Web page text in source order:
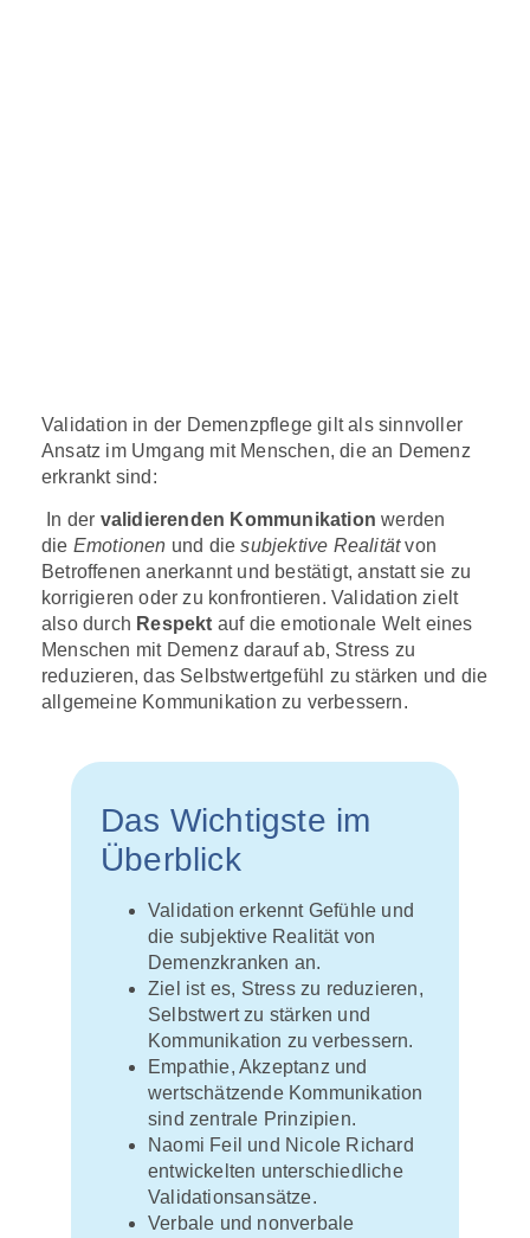
Validation in der Demenzpflege gilt als sinnvoller
Ansatz im Umgang mit Menschen, die an Demenz
erkrankt sind:
In der validierenden Kommunikation werden
die Emotionen und diesubjektive Realitätvon
Betroffenen anerkannt und bestätigt, anstatt sie zu
korrigieren oder zu konfrontieren. Validation zielt
also durch Respekt auf die emotionale Welt eines
Menschen mit Demenz darauf ab, Stress zu
reduzieren, das Selbstwertgefühl zu stärken und die
allgemeine Kommunikation zu verbessern.
Das Wichtigste im
Überblick
Validation erkennt Gefühle und
die subjektive Realität von
Demenzkranken an.
Ziel ist es, Stress zu reduzieren,
Selbstwert zu stärken und
Kommunikation zu verbessern.
Empathie, Akzeptanz und
wertschätzende Kommunikation
sind zentrale Prinzipien.
Naomi Feil und Nicole Richard
entwickelten unterschiedliche
Validationsansätze.
Verbale und nonverbale